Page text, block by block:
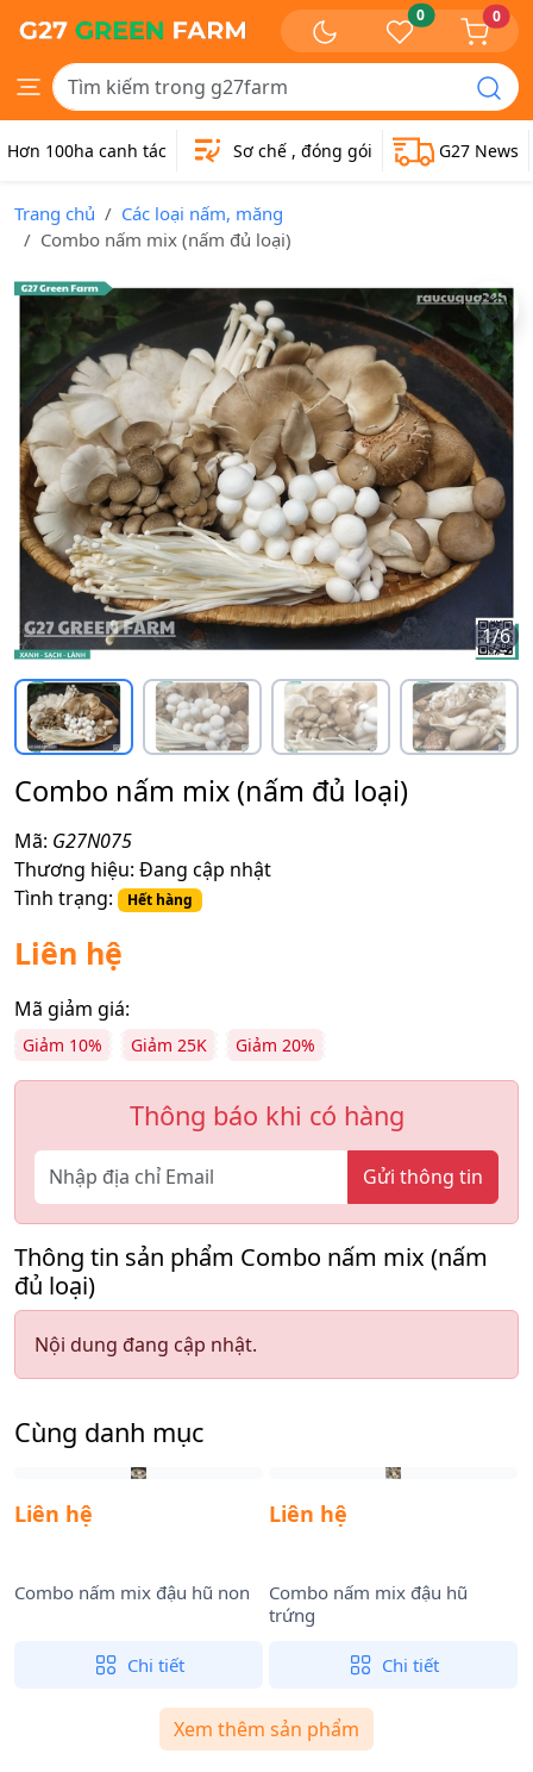
0 0
100ha canh tác Sơ chế , đóng gói G27 News
Trang chủ
Các loại nấm, măng
Combo nấm mix (nấm đủ loại)
1/6
Combo nấm mix (nấm đủ loại)
Mã: G27N075
Thương hiệu: Đang cập nhật
Tình trạng:
Hết hàng
Liên hệ
Mã giảm giá:
Giảm 10% Giảm 25K Giảm 20%
Thông báo khi có hàng
Gửi thông tin
Thông tin sản phẩm Combo nấm mix (nấm
đủ loại)
Nội dung đang cập nhật.
Cùng danh mục
Liên hệ
Combo nấm mix đậu hũ non
Chi tiết
Liên hệ
Combo nấm mix đậu hũ
trứng
Chi tiết
Xem thêm sản phẩm